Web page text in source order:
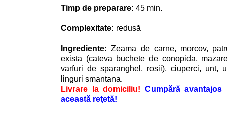
Timp de preparare: 45 min.
Complexitate: redusă
Ingrediente:Zeama de carne, morcov,
exista (cateva buchete de conopida,
varfuri de sparanghel, rosii), ciuperci, unt,
linguri smantana.
Livrare la domiciliu! Cumpără avantajos
această reţetă!